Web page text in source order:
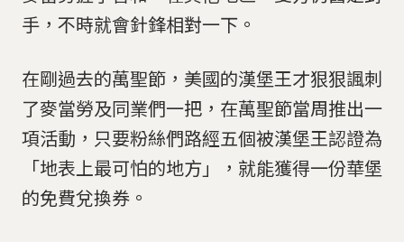
手，不時就會針鋒相對一下。
在剛過去的萬聖節，美國的漢堡王才狠狠諷刺
了麥當勞及同業們一把，在萬聖節當周推出一
項活動，只要粉絲們路經五個被漢堡王認證為
「地表上最可怕的地方」，就能獲得一份華堡
的免費兌換券。